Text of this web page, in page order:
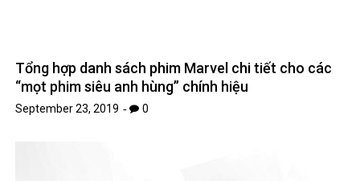
Tổng hợp danh sách phim Marvel chi tiết cho các
“mọt phim siêu anh hùng” chính hiệu
September 23, 2019 0